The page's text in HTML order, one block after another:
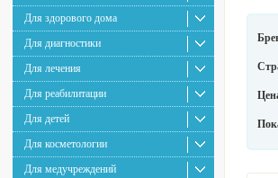
Для здорового дома
Для диагностики
Для лечения
Для реабилитации
Для детей
Для косметологии
Для медучреждений